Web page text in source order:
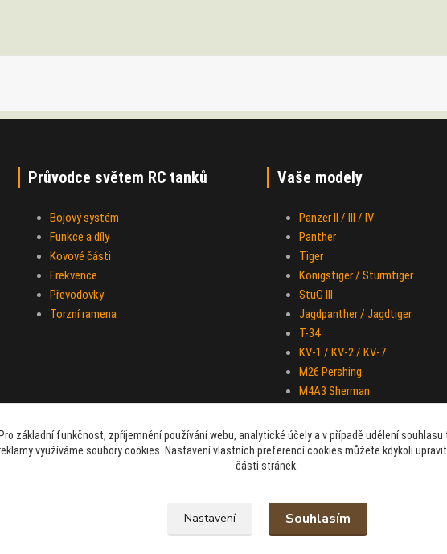
Průvodce světem RC tanků
Bojový systém
Funkce a díly
Kovové části
Frekvence
Převodovky
Torzní ramena
Vaše modely
Panzer II / III / IV
Panther
Tiger
Königstiger / Stürmtiger
StuG III
Jagdpanther / Jagdtiger
T-34
KV-1 / KV-2 / KV-7
M26 Pershing
M4A3 Sherman
Half-track M-16
Sd.Kfz. 251 "Hakl"
Pro základní funkčnost, zpříjemnění používání webu, analytické účely a v případě udělení
využíváme soubory cookies. Nastavení vlastních preferencí cookies můžete kdykoli
části stránek.
Nastavení Souhlasím